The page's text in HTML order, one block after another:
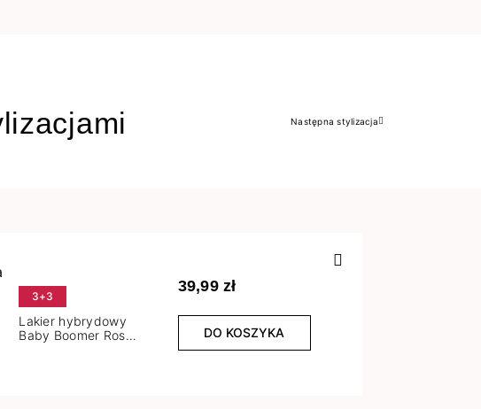
Następny
Następna stylizacja
3+3
Lakier hybrydowy
Baby Boomer Rose
39,99 zł
DO KOSZYKA